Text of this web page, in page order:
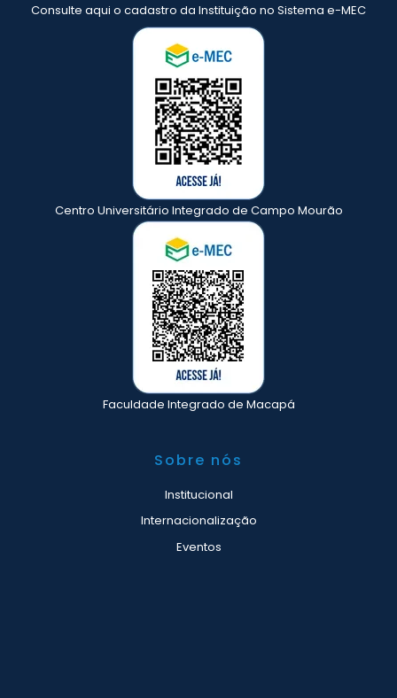
Consulte aqui o cadastro da Instituição no Sistema e-MEC
Centro Universitário Integrado de Campo Mourão
Faculdade Integrado de Macapá
Sobre nós
Institucional
Internacionalização
Eventos